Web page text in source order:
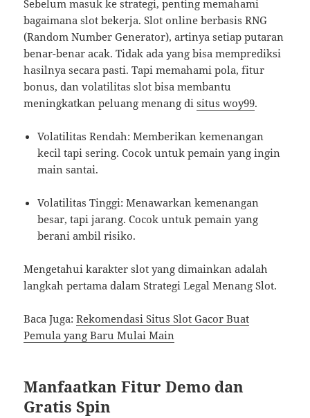
Sebelum masuk ke strategi, penting memahami
bagaimana slot bekerja. Slot online berbasis RNG
(Random Number Generator), artinya setiap putaran
benar-benar acak. Tidak ada yang bisa memprediksi
hasilnya secara pasti. Tapi memahami pola, fitur
bonus, dan volatilitas slot bisa membantu
meningkatkan peluang menang disitus woy99.
Volatilitas Rendah: Memberikan kemenangan
kecil tapi sering. Cocok untuk pemain yang ingin
main santai.
Volatilitas Tinggi: Menawarkan kemenangan
besar, tapi jarang. Cocok untuk pemain yang
berani ambil risiko.
Mengetahui karakter slot yang dimainkan adalah
langkah pertama dalam Strategi Legal Menang Slot.
Baca Juga:Rekomendasi Situs Slot Gacor Buat
Pemula yang Baru Mulai Main
Manfaatkan Fitur Demo dan
Gratis Spin